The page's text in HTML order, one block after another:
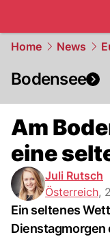
Home News
Bodensee
Am
eine
Juli Rutsch
Österreich,
Ein seltenes
Dienstagmorgen